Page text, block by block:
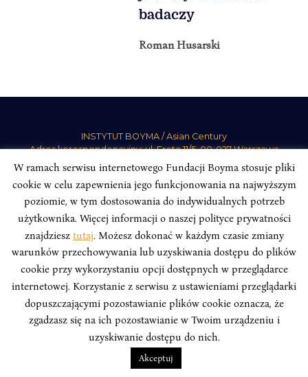
badaczy
Roman Husarski
INSTYTUT BOYMA / Asian Century
Adres korespondencyjny: ul. Freta 11/5, 00-027 Warszawa
Odwiedź nas w mediach społecznościowych:
INSTYTUT BOYMA. WSZELKIE PRAWA ZASTRZEŻONE.Polityka
Prywatności Serwisu Polityka Prywatności Fundacji
design Beata Świerczyńska Alan Głodek
W ramach serwisu internetowego Fundacji Boyma stosuje pliki
cookie w celu zapewnienia jego funkcjonowania na najwyższym
poziomie, w tym dostosowania do indywidualnych potrzeb
użytkownika. Więcej informacji o naszej polityce prywatności
znajdziesz tutaj. Możesz dokonać w każdym czasie zmiany
warunków przechowywania lub uzyskiwania dostępu do plików
cookie przy wykorzystaniu opcji dostępnych w przeglądarce
internetowej. Korzystanie z serwisu z ustawieniami przeglądarki
dopuszczającymi pozostawianie plików cookie oznacza, że
zgadzasz się na ich pozostawianie w Twoim urządzeniu i
uzyskiwanie dostępu do nich.
Akceptuj